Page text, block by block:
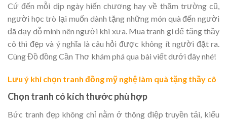
Cứ đến mỗi dịp ngày hiến chương hay về thăm trường cũ,
người học trò lại muốn dành tặng những món quà đến người
đã dạy dỗ mình nên người khi xưa. Mua tranh gì để tặng thầy
cô thì đẹp và ý nghĩa là câu hỏi được không ít người đặt ra.
Cùng Đồ đồng Cần Thơ khám phá qua bài viết dưới đây nhé!
Lưu ý khi chọn tranh đồng mỹ nghệ làm quà tặng thầy cô
Chọn tranh có kích thước phù hợp
Bức tranh đẹp không chỉ nằm ở thông điệp truyền tải, kiểu